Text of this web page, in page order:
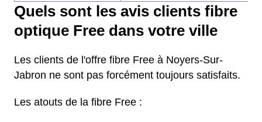
Quels sont les avis clients fibre
optique Free dans votre ville
Les clients de l'offre fibre Free à Noyers-Sur-
Jabron ne sont pas forcément toujours satisfaits.
Les atouts de la fibre Free :